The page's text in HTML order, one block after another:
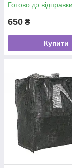
Готово до відправки
650 ₴
Купити